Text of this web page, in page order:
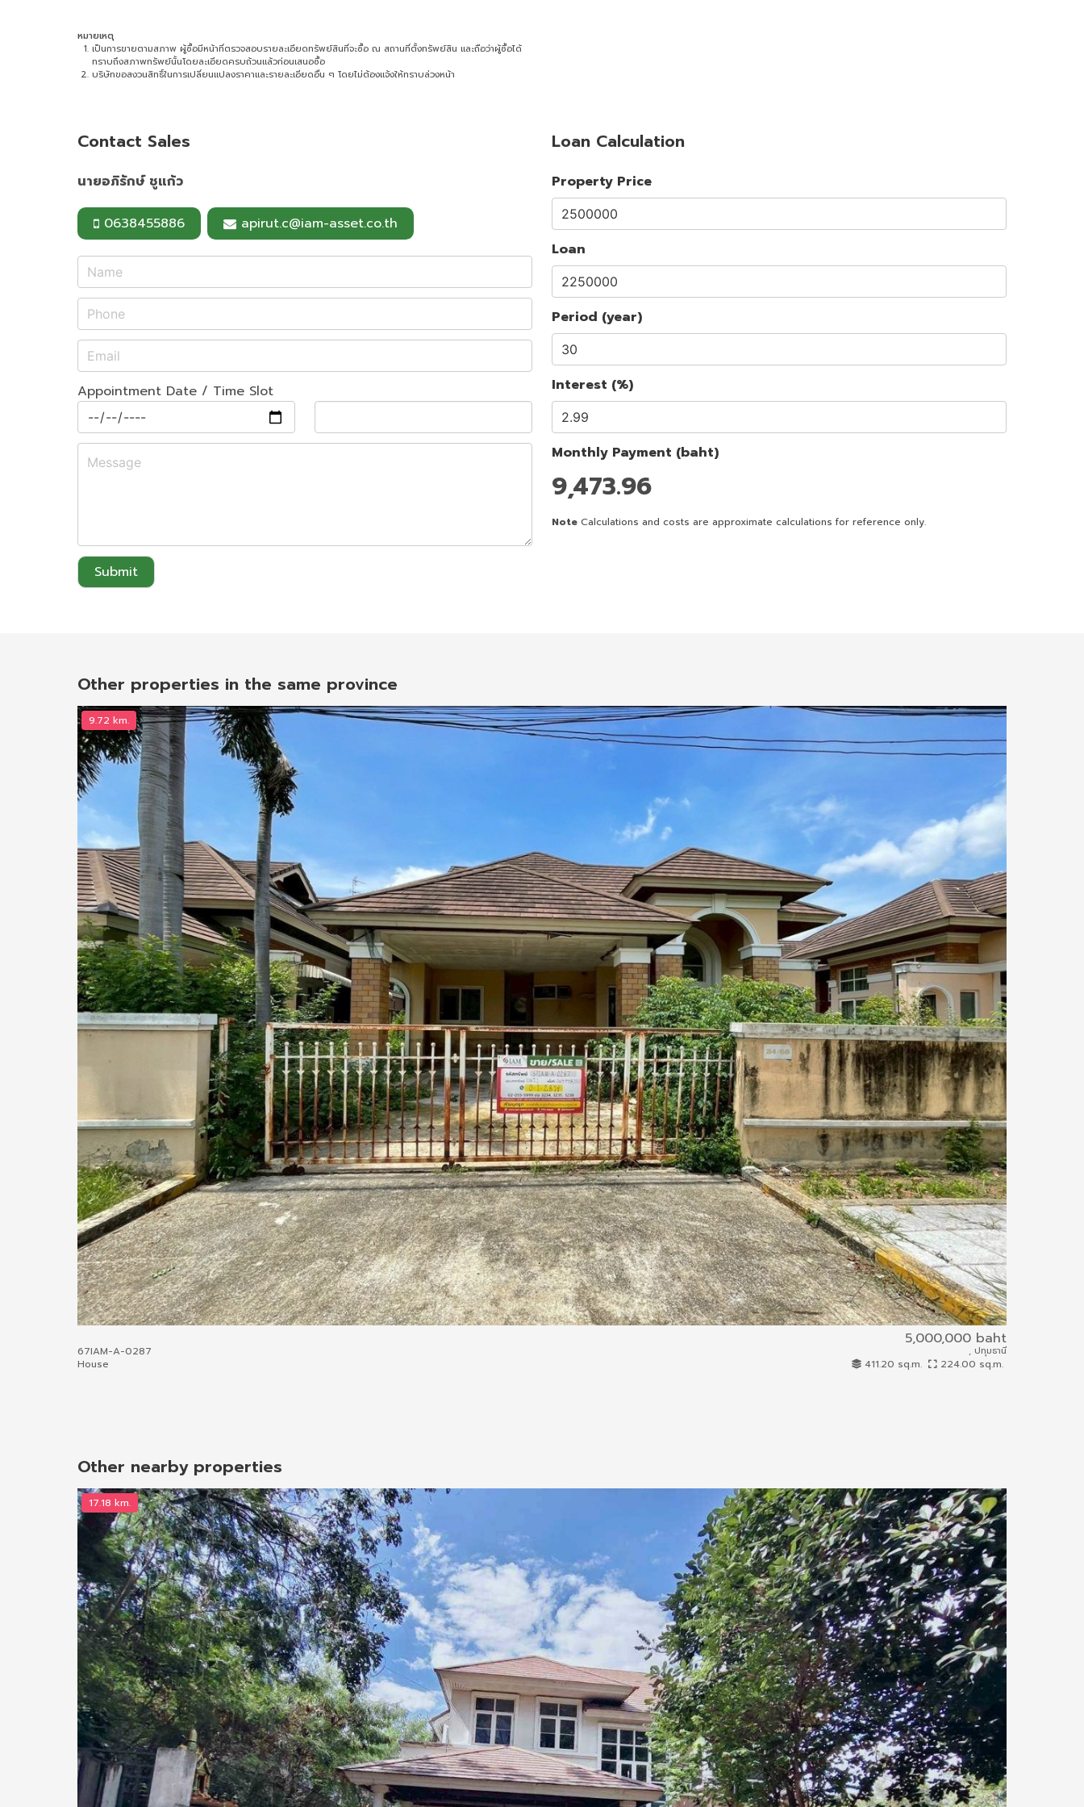
หมายเหตุ
เป็นการขายตามสภาพ ผู้ซื้อมีหน้าที่ตรวจสอบรายละเอียดทรัพย์สินที่จะซื้อ ณ สถานที่ตั้งทรัพย์สิน และถือว่าผู้ซื้อได้
ทราบถึงสภาพทรัพย์นั้นโดยละเอียดครบถ้วนแล้วก่อนเสนอซื้อ
บริษัทขอสงวนสิทธิ์ในการเปลี่ยนแปลงราคาและรายละเอียดอื่น ๆ โดยไม่ต้องแจ้งให้ทราบล่วงหน้า
Contact Sales
นายอภิรักษ์ ชูแก้ว
0638455886 apirut.c@iam-asset.co.th
Appointment Date / Time Slot
Submit
Loan Calculation
Property Price
Loan
Period (year)
Interest (%)
Monthly Payment (baht)
9,473.96
Note Calculations and costs are approximate calculations for reference only.
Other properties in the same province
9.72 km.
5,000,000 baht
67IAM-A-0287
House
, ปทุมธานี
411.20 sq.m. 224.00 sq.m.
Other nearby properties
17.18 km.